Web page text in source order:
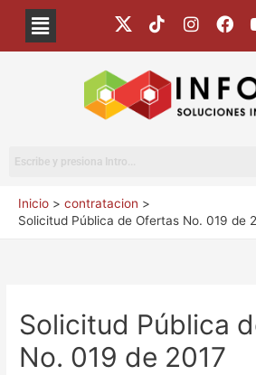
Inicio
contratacion
Solicitud Pública de Ofertas No. 019 de
Solicitud Pública
No. 019 de 2017